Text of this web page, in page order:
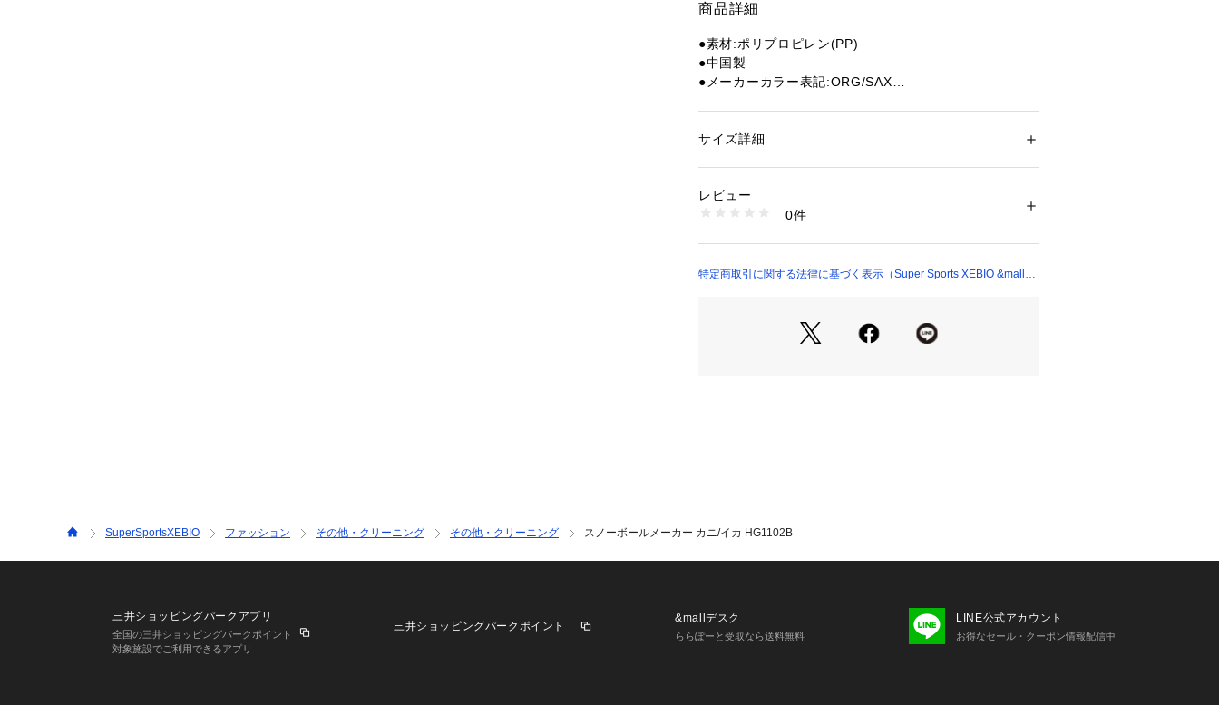
商品詳細
●素材:ポリプロピレン(PP)
●中国製
●メーカーカラー表記:ORG/SAX
●雪玉・砂玉ボールメーカー
ます。
●CRAB/SQUID
※一部商品において弊社カラー表記がメーカーカラー表
実際の商品の色味が若干異なる場合があります。
※掲載の価格・製品のパッケージ・デザイン・仕様につ
性別：キッズ・ベビー
1540000387465
サイズ詳細
レビュー
0件
特定商取引に関する法律に基づく表示（Super Sports XEBIO &mall
SuperSportsXEBIO ファッション その他・クリーニング その他・クリーニング スノーボールメーカー カニ/イカ HG1102B
三井ショッピングパークアプリ
全国の三井ショッピングパークポイント
対象施設でご利用できるアプリ
三井ショッピングパークポイント
&mallデスク
ららぽーと受取なら送料無料
LINE公式アカウント
お得なセール・クーポン情報配信中